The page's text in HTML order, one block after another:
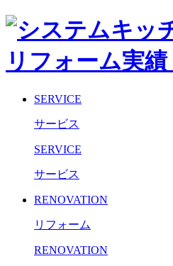
SERVICE
サービス
SERVICE
サービス
RENOVATION
リフォーム
RENOVATION